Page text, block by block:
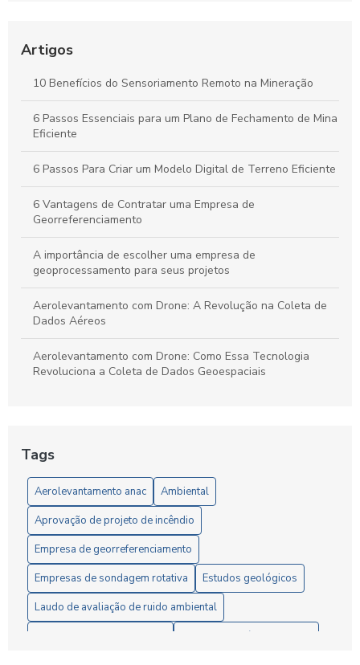
revoluciona a coleta de dados em múltiplos setores
Plano de Gerenciamento de Riscos em Segurança do
Trabalho: Guia Completo para Proteger Sua Equipe e Otimizar
Resultados
Guia Completo para Criar um Plano de Gerenciamento de
Riscos em Segurança e Saúde no Trabalho
Artigos
10 Benefícios do Sensoriamento Remoto na Mineração
6 Passos Essenciais para um Plano de Fechamento de Mina
Eficiente
6 Passos Para Criar um Modelo Digital de Terreno Eficiente
6 Vantagens de Contratar uma Empresa de
Georreferenciamento
A importância de escolher uma empresa de
geoprocessamento para seus projetos
Aerolevantamento com Drone: A Revolução na Coleta de
Dados Aéreos
Aerolevantamento com Drone: Como Essa Tecnologia
Revoluciona a Coleta de Dados Geoespaciais
levantamentos
Aerolevantamento com Drone: Vantagens e Aplicações
Aerolevantamento com Drones: Inovação na Gestão
Eficiente de Terras e Recursos Naturais
Aerolevantamento e Regulamentação da ANAC: Guia
Completo para Profissionais e Empresas
Aerolevantamento: Entenda sua importância e como
Tags
Aerolevantamento anac
Ambiental
Aprovação de projeto de incêndio
Empresa de georreferenciamento
Empresas de sondagem rotativa
Estudos geológicos
Laudo de avaliação de ruido ambiental